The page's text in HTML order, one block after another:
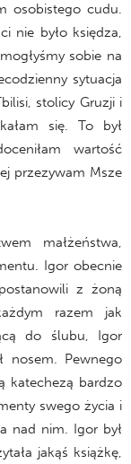
osobistego cudu.
nie było księdza,
sobie na
sytuacja
stolicy Gruzji i
się. To był
wartość
przezywam Msze
małżeństwa,
Igor obecnie
z żoną
razem jak
do ślubu, Igor
nosem. Pewnego
katechezą bardzo
swego życia i
nad nim. Igor był
jakąś książkę,